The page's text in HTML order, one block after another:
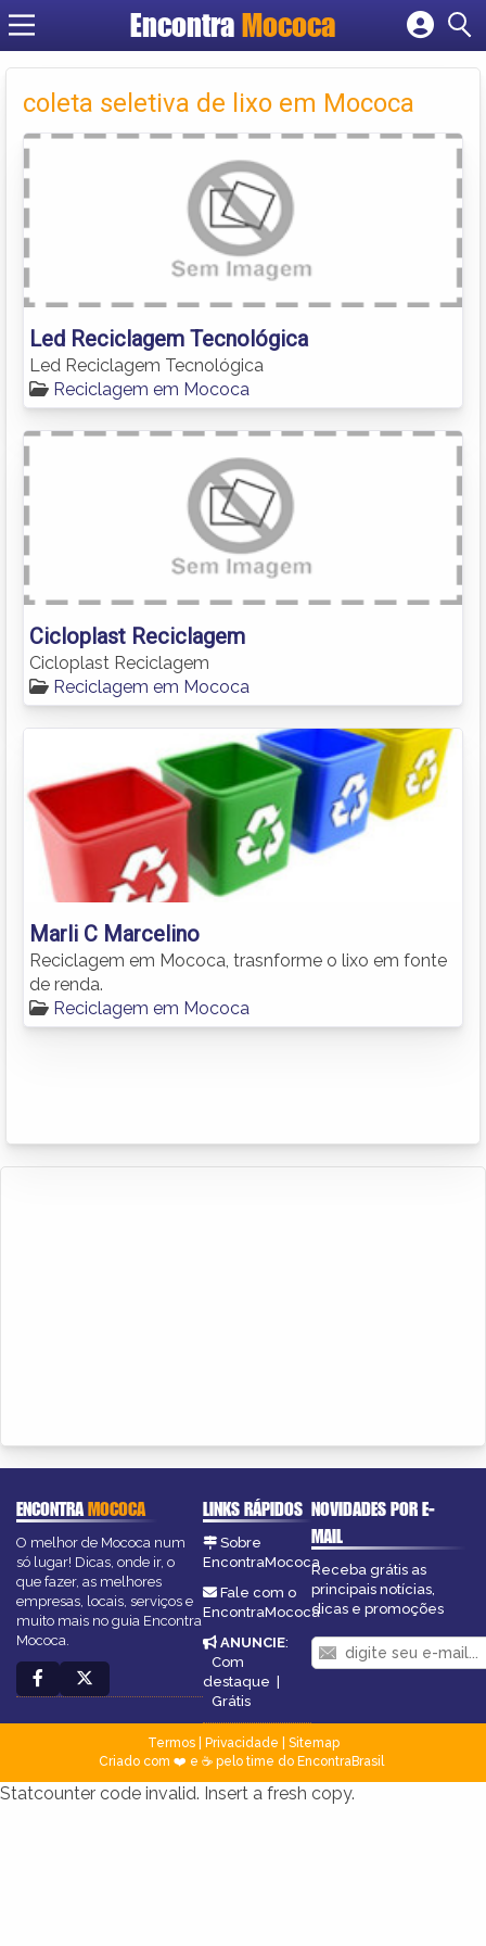
Encontra Mococa
Criar conta
coleta seletiva de lixo em Mococa
Led Reciclagem Tecnológica
Led Reciclagem Tecnológica
Reciclagem em Mococa
Cicloplast Reciclagem
Cicloplast Reciclagem
Reciclagem em Mococa
Marli C Marcelino
Reciclagem em Mococa, trasnforme o lixo em fonte
de renda.
Reciclagem em Mococa
ENCONTRAMOCOCA
O melhor de Mococa num
só lugar! Dicas, onde ir, o
que fazer, as melhores
empresas, locais, serviços e
muito mais no guia Encontra
Mococa.
LINKS RÁPIDOS
Sobre
EncontraMococa
Fale com o
EncontraMococa
ANUNCIE:
Com
destaque |
Grátis
NOVIDADES POR E-
MAIL
Receba grátis as
principais notícias,
dicas e promoções
Termos| Privacidade
Sitemap
Criado com ❤️ e ☕ pelo time do EncontraBrasil
Statcounter code invalid. Insert a fresh copy.